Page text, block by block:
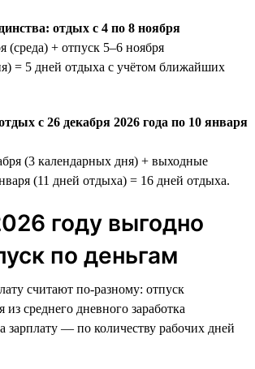
отдых с 4 по 8 ноября
(среда) + отпуск 5–6 ноября
= 5 дней отдыха с учётом ближайших
с 26 декабря 2026 года по 10 января
(3 календарных дня) + выходные
(11 дней отдыха) = 16 дней отдыха.
году выгодно
по деньгам
считают по-разному: отпуск
из среднего дневного заработка
зарплату — по количеству рабочих дней